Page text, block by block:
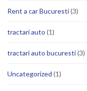
Rent a car Bucuresti(3)
tractari auto (1)
tractari auto bucuresti(3)
Uncategorized (1)